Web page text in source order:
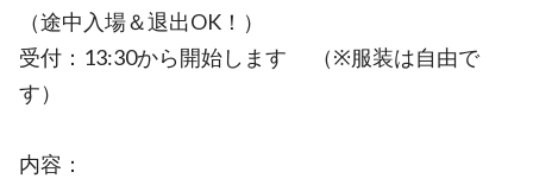
（途中入場＆退出OK！）
受付：13:30から開始します （※服装は自由で
す）
内容：